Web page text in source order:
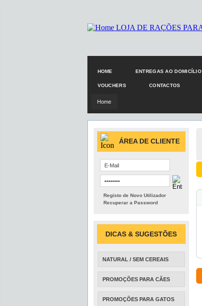
HOME ENTREGAS AO DOMICÍLIO
VOUCHERS CONTACTOS
Home
ÁREA DE CLIENTE
DICAS & SUGESTÕES
NATURAL / SEM CEREAIS
PROMOÇÕES PARA CÃES
PROMOÇÕES PARA GATOS